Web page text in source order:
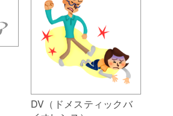
DV（ドメスティックバ